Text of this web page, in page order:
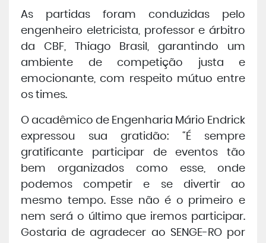
As partidas foram conduzidas pelo
engenheiro eletricista, professor e árbitro
da CBF, Thiago Brasil, garantindo um
ambiente de competição justa e
emocionante, com respeito mútuo entre
os times.
O acadêmico de Engenharia Mário Endrick
expressou sua gratidão: “É sempre
gratificante participar de eventos tão
bem organizados como esse, onde
podemos competir e se divertir ao
mesmo tempo. Esse não é o primeiro e
nem será o último que iremos participar.
Gostaria de agradecer ao SENGE-RO por